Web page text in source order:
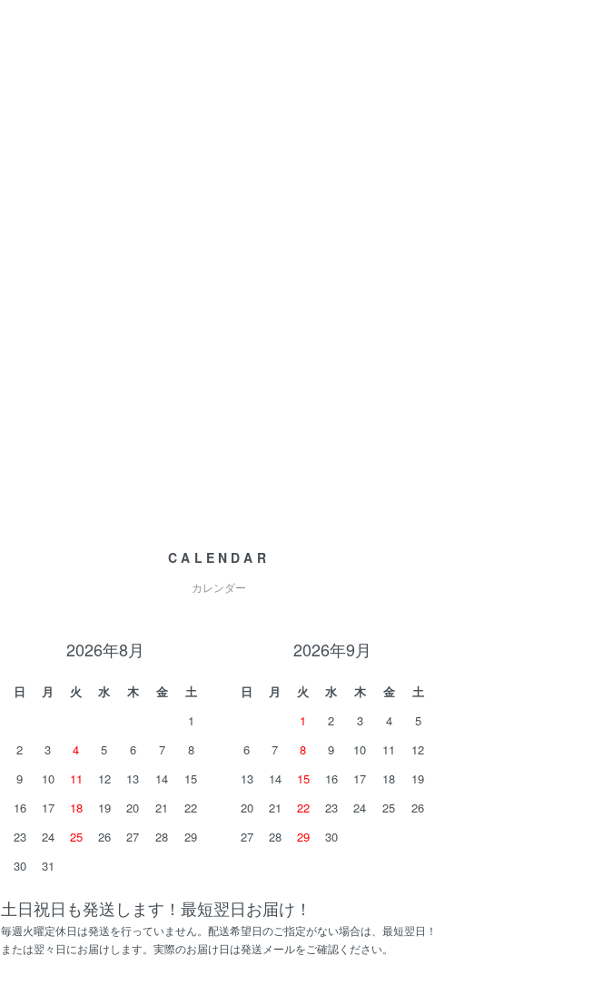
CALENDAR
カレンダー
2026年8月
日 月 火 水 木 金
土
1
2
3 4 5 6 7
8
9
10 11 12 13 14
15
16
17 18 19 20 21
22
23
24 25 26 27 28
29
30
31
2026年9月
日 月 火 水 木 金
土
1
2 3 4
5
6
7 8 9 10 11
12
13
14 15 16 17 18
19
20
21 22 23 24 25
26
27
28 29 30
土日祝日も発送します！最短翌日お届け！
毎週火曜定休日は発送を行っていません。配送希望日のご指定がない場合は、最短翌日！
または翌々日にお届けします。実際のお届け日は発送メールをご確認ください。